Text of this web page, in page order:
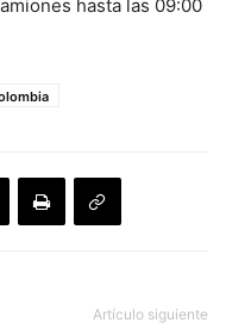
hasta las 09:00
Artículo siguiente